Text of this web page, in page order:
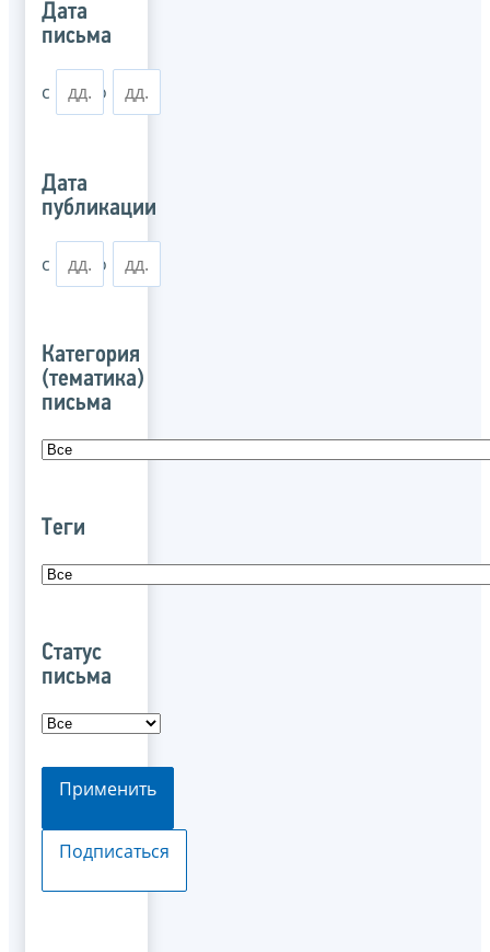
Дата
письма
с по
Дата
публикации
с по
Категория
(тематика)
письма
Теги
Статус
письма
Применить
Подписаться